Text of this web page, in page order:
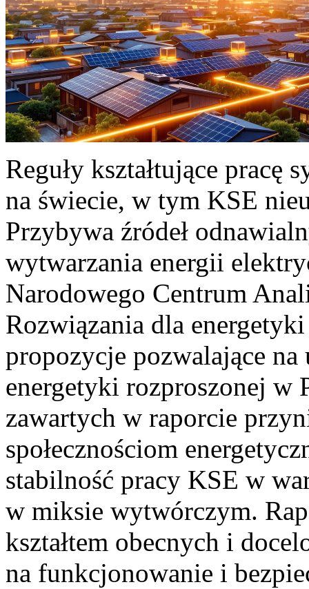
Reguły kształtujące pracę
na świecie, w tym KSE
Przybywa źródeł
wytwarzania energii
Narodowego Centrum
Rozwiązania dla
propozycje pozwalające
energetyki rozproszonej w
zawartych w raporcie
społecznościom
stabilność pracy KSE w
w miksie wytwórczym.
kształtem obecnych i
na funkcjonowanie i